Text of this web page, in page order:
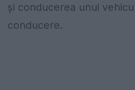
şi conducerea unui
conducere.